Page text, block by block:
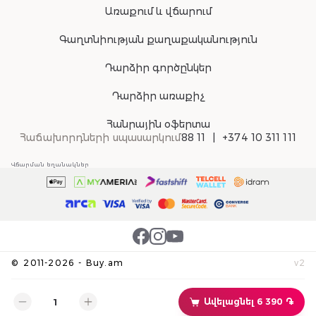
Ավելացնել 6 390 ֏
Առաքում և վճարում
Գաղտնիության քաղաքականություն
Դարձիր գործընկեր
Դարձիր առաքիչ
Հանրային օֆերտա
Հաճախորդների սպասարկում88 11 +374 10 311 111
© 2011-2026 - Buy.am v2
Վճարման եղանակներ